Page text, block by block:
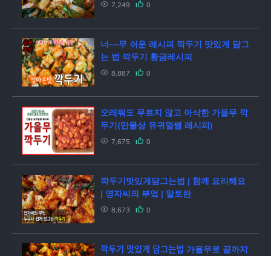
7,249 0
너~~무 쉬운 레시피 깍두기 맛있게 담그
는 법 깍두기 황금레시피
8,887 0
오래둬도 무르지 않고 아삭한 가을무 깍
두기(만물상 유귀열쌤 레시피)
7,675 0
깍두기맛있게담그는법 | 함께 요리해요
| 영자씨의 부엌 | 알토란
8,673 0
깍두기 맛있게 담그는법 가을무로 끝까지